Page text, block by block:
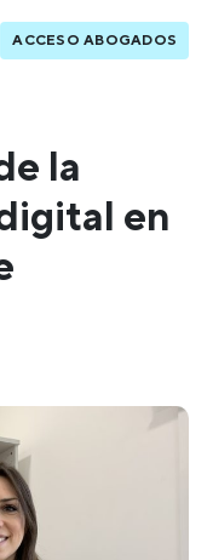
ACCESO ABOGADOS
la
en